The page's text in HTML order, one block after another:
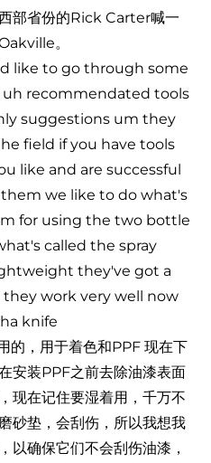
部省份的Rick Carter喊一
。
like to go through some
recommendated tools
suggestions um they
field if you have tools
like and are successful
we like to do what's
for using the two bottle
called the spray
they've got a
work very well now
knife
的，用于着色和PPF 现在下
安装PPF之前去除油漆表面
现在记住要湿着用，千万不
砂垫，会刮伤，所以我想我
以确保它们不会刮伤油漆，